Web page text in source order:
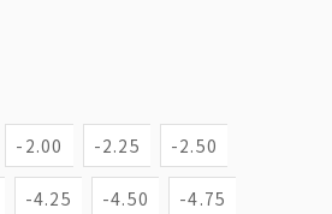
-2.00 -2.25 -2.50
-4.25 -4.50 -4.75